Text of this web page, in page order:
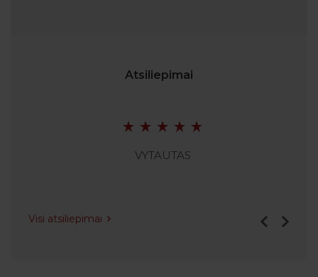
Atsiliepimai
VYTAUTAS
Visi atsiliepimai